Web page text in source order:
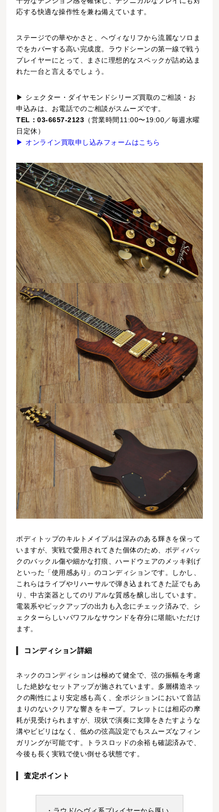
応する快適な操作性を兼ね備えています。
ステージでの華やかさと、ヘヴィなリフから流麗なソロま
でをカバーする高い完成度。ラウドシーンの第一線で戦う
プレイヤーにとって、まさに理想的なスペックが詰め込ま
れた一台と言えるでしょう。
▶ シェクター・ダイヤモンドシリーズ買取のご相談・お
申込みは、お電話でのご相談がスムーズです。
TEL：03-6657-2123 （営業時間11:00〜19:00／毎週水曜
日定休）
▶ オンライン買取申し込みフォームはこちら
ボディトップのキルトメイプルは深みのある輝きを保って
いますが、実戦で愛用されてきた個体のため、ボディバッ
クのバックル傷や細かな打痕、ハードウェアのメッキ剥げ
といった「使用感あり」のコンディションです。しかし、
これらはライブやリハーサルで弾き込まれてきた証でもあ
り、中古楽器としてのリアルな質感を醸し出しています。
電装系やピックアップの出力も入念にチェック済みで、シ
ェクターらしいパワフルなサウンドを存分に堪能いただけ
ます。
コンディション詳細
ネックのコンディションは極めて健全で、弦の振幅を考慮
した絶妙なセットアップが施されています。多層構造ネッ
クの剛性により安定感も高く、全ポジションにおいて音詰
まりのないクリアな響きをキープ。フレットには相応の摩
耗が見受けられますが、現状で演奏に支障をきたすような
溝やビビリはなく、低めの弦高設定でもスムーズなフィン
ガリングが可能です。トラスロッドの余裕も確認済みで、
今後も長く実戦で使い倒せる状態です。
査定ポイント